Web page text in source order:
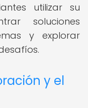
utilizar su
soluciones
y explorar
y el